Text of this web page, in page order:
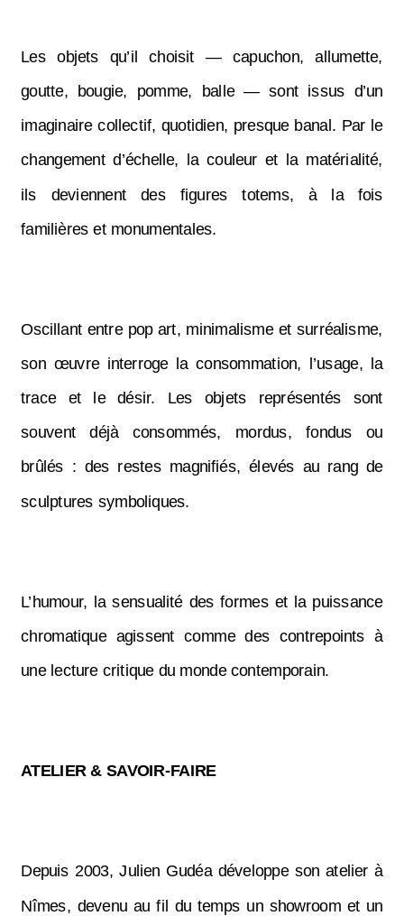
Les objets qu’il choisit — capuchon, allumette,
goutte, bougie, pomme, balle — sont issus d’un
imaginaire collectif, quotidien, presque banal. Par le
changement d’échelle, la couleur et la matérialité,
ils deviennent des figures totems, à la fois
familières et monumentales.
Oscillant entre pop art, minimalisme et surréalisme,
son œuvre interroge la consommation, l’usage, la
trace et le désir. Les objets représentés sont
souvent déjà consommés, mordus, fondus ou
brûlés : des restes magnifiés, élevés au rang de
sculptures symboliques.
L’humour, la sensualité des formes et la puissance
chromatique agissent comme des contrepoints à
une lecture critique du monde contemporain.
ATELIER & SAVOIR-FAIRE
Depuis 2003, Julien Gudéa développe son atelier à
Nîmes, devenu au fil du temps un showroom et un